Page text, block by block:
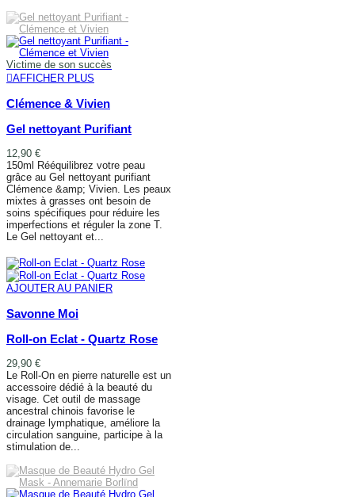
Victime de son succès
AFFICHER PLUS
Clémence & Vivien
Gel nettoyant Purifiant
12,90 €
150ml Rééquilibrez votre peau
grâce au Gel nettoyant purifiant
Clémence &amp; Vivien. Les peaux
mixtes à grasses ont besoin de
soins spécifiques pour réduire les
imperfections et réguler la zone T.
Le Gel nettoyant et...
AJOUTER AU PANIER
Savonne Moi
Roll-on Eclat - Quartz Rose
29,90 €
Le Roll-On en pierre naturelle est un
accessoire dédié à la beauté du
visage. Cet outil de massage
ancestral chinois favorise le
drainage lymphatique, améliore la
circulation sanguine, participe à la
stimulation de...